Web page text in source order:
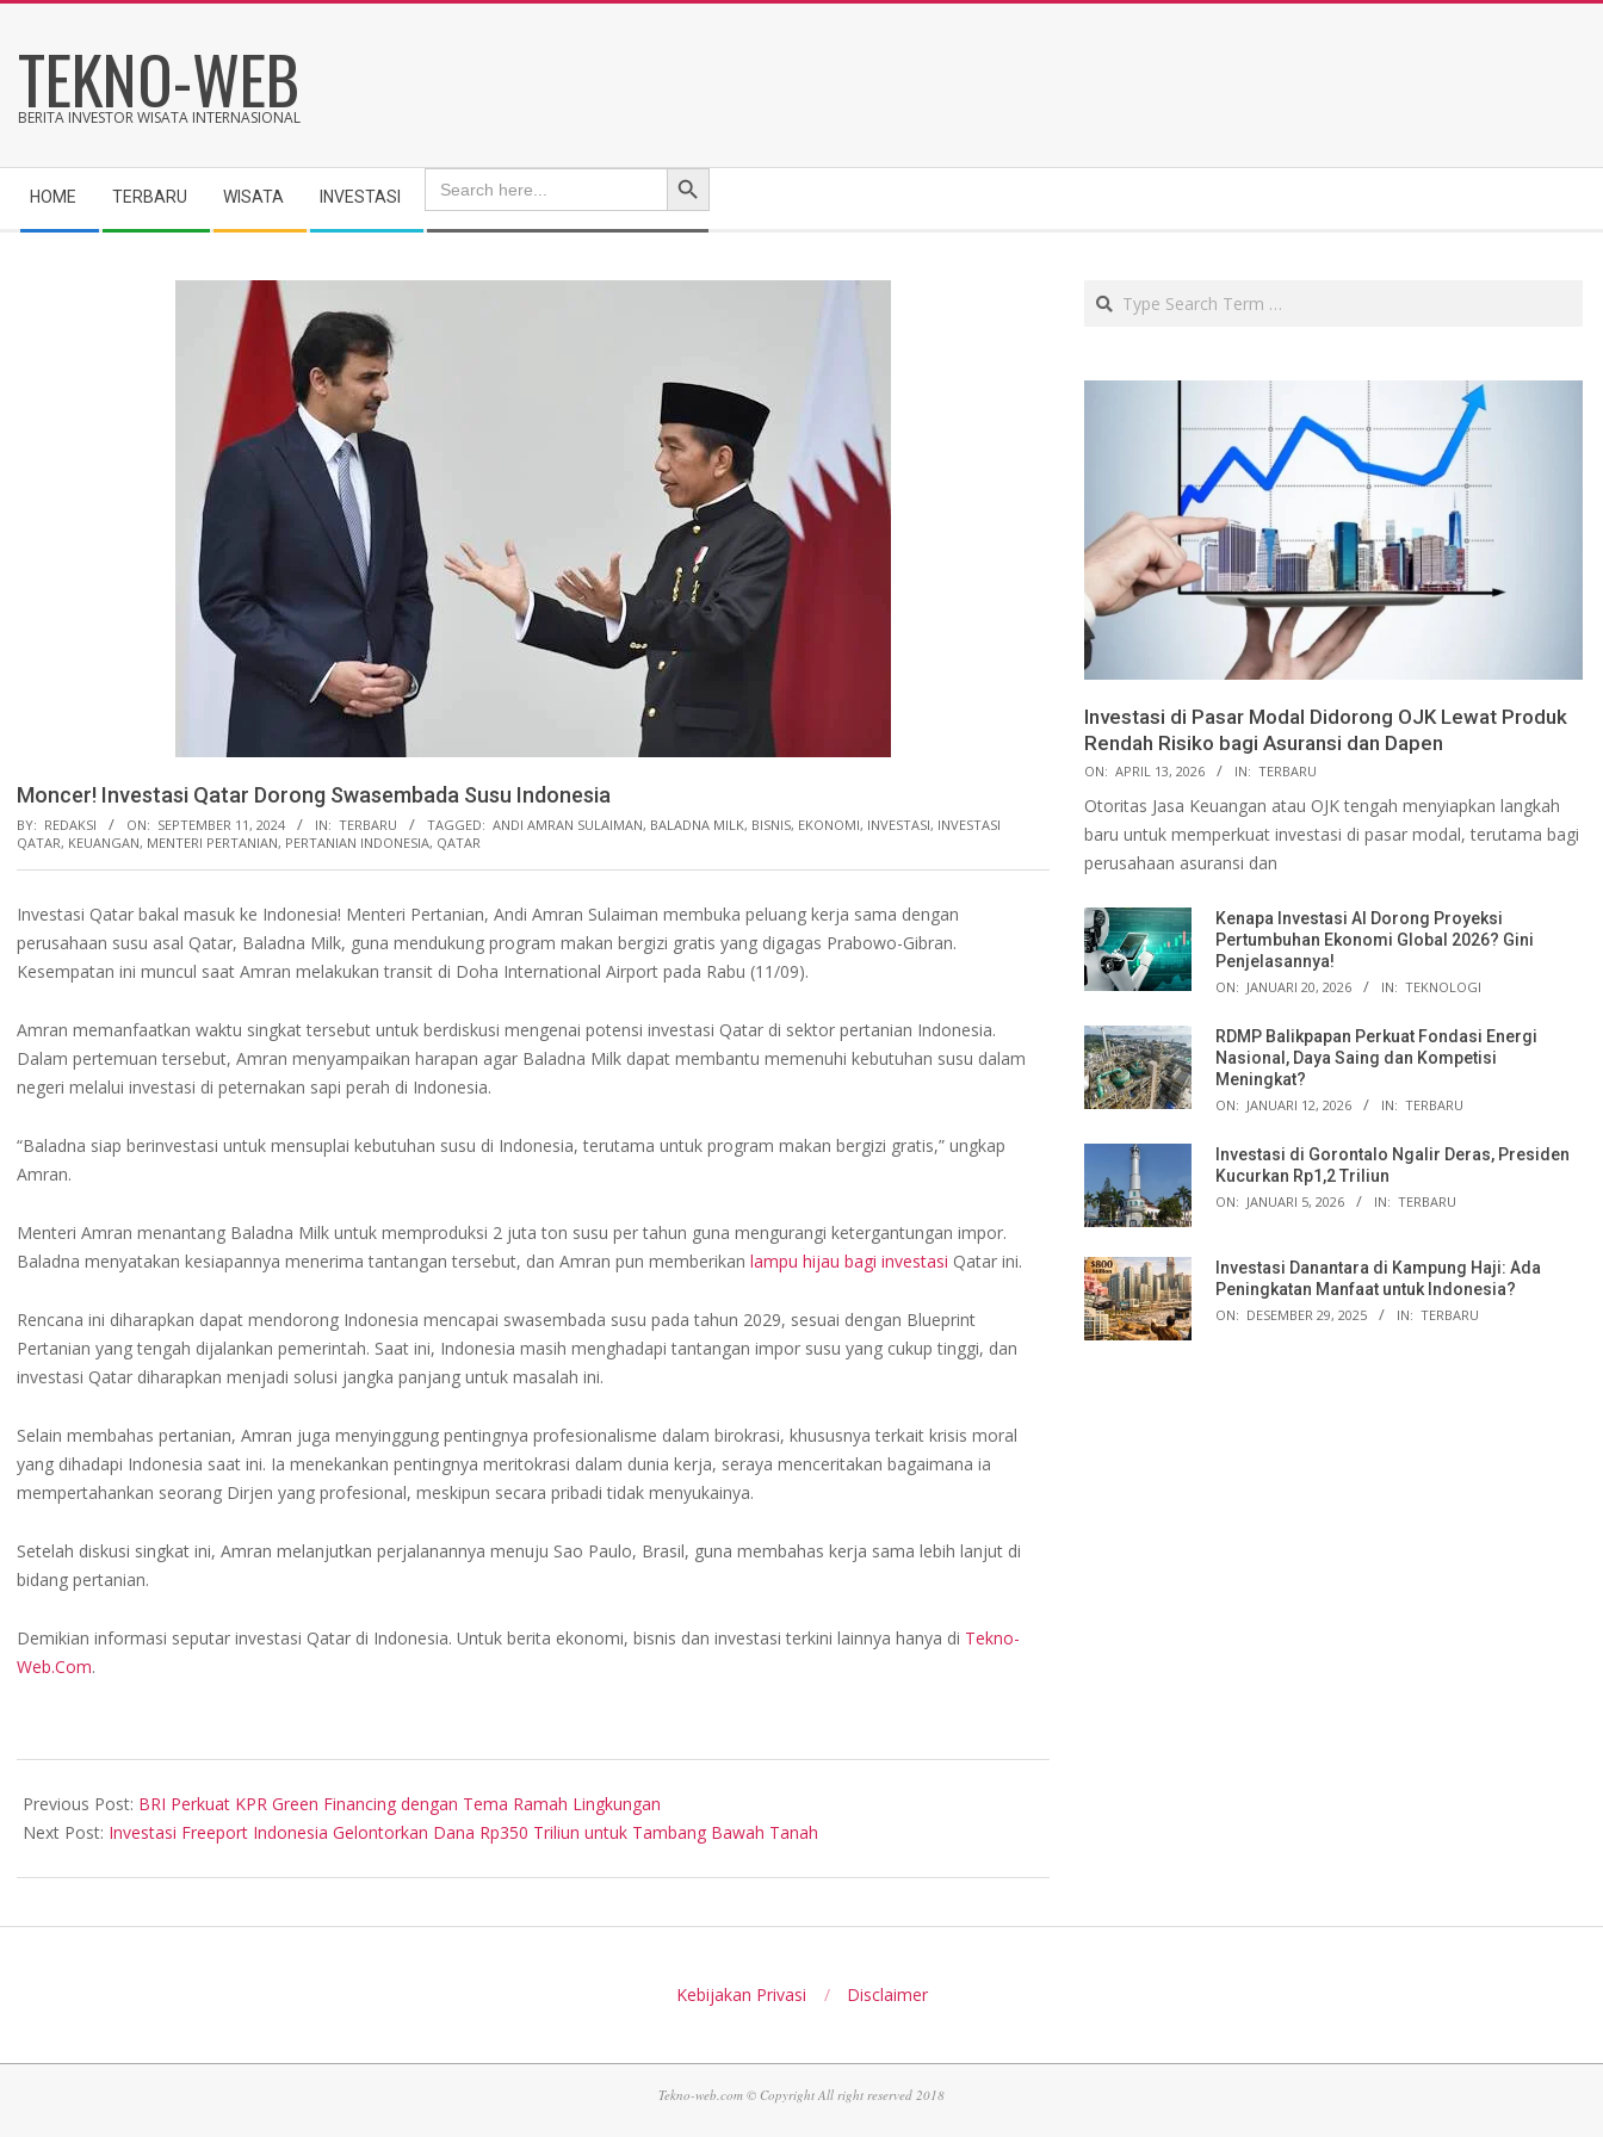
content
TEKNO-WEB
BERITA INVESTOR WISATA INTERNASIONAL
Navigation
Menu
HOME TERBARU WISATA INVESTASI
Search
for:
Search Button
Moncer! Investasi Qatar Dorong Swasembada Susu Indonesia
BY: REDAKSI ON: SEPTEMBER 11, 2024 IN: TERBARU TAGGED: ANDI AMRAN SULAIMAN, BALADNA MILK, BISNIS, EKONOMI, INVESTASI, INVESTASI
QATAR, KEUANGAN, MENTERI PERTANIAN, PERTANIAN INDONESIA, QATAR
Investasi Qatar bakal masuk ke Indonesia! Menteri Pertanian, Andi Amran Sulaiman membuka peluang kerja sama dengan
perusahaan susu asal Qatar, Baladna Milk, guna mendukung program makan bergizi gratis yang digagas Prabowo-Gibran.
Kesempatan ini muncul saat Amran melakukan transit di Doha International Airport pada Rabu (11/09).
Amran memanfaatkan waktu singkat tersebut untuk berdiskusi mengenai potensi investasi Qatar di sektor pertanian Indonesia.
Dalam pertemuan tersebut, Amran menyampaikan harapan agar Baladna Milk dapat membantu memenuhi kebutuhan susu dalam
negeri melalui investasi di peternakan sapi perah di Indonesia.
“Baladna siap berinvestasi untuk mensuplai kebutuhan susu di Indonesia, terutama untuk program makan bergizi gratis,” ungkap
Amran.
Menteri Amran menantang Baladna Milk untuk memproduksi 2 juta ton susu per tahun guna mengurangi ketergantungan impor.
Baladna menyatakan kesiapannya menerima tantangan tersebut, dan Amran pun memberikan lampu hijau bagi investasi Qatar ini.
Rencana ini diharapkan dapat mendorong Indonesia mencapai swasembada susu pada tahun 2029, sesuai dengan Blueprint
Pertanian yang tengah dijalankan pemerintah. Saat ini, Indonesia masih menghadapi tantangan impor susu yang cukup tinggi, dan
investasi Qatar diharapkan menjadi solusi jangka panjang untuk masalah ini.
Selain membahas pertanian, Amran juga menyinggung pentingnya profesionalisme dalam birokrasi, khususnya terkait krisis moral
yang dihadapi Indonesia saat ini. Ia menekankan pentingnya meritokrasi dalam dunia kerja, seraya menceritakan bagaimana ia
mempertahankan seorang Dirjen yang profesional, meskipun secara pribadi tidak menyukainya.
Setelah diskusi singkat ini, Amran melanjutkan perjalanannya menuju Sao Paulo, Brasil, guna membahas kerja sama lebih lanjut di
bidang pertanian.
Demikian informasi seputar investasi Qatar di Indonesia. Untuk berita ekonomi, bisnis dan investasi terkini lainnya hanya di Tekno-
Web.Com.
09-
11
Previous Post: BRI Perkuat KPR Green Financing dengan Tema Ramah Lingkungan
Next Post: Investasi Freeport Indonesia Gelontorkan Dana Rp350 Triliun untuk Tambang Bawah Tanah
Search
Investasi di Pasar Modal Didorong OJK Lewat Produk
Rendah Risiko bagi Asuransi dan Dapen
ON: APRIL 13, 2026 IN: TERBARU
Otoritas Jasa Keuangan atau OJK tengah menyiapkan langkah
baru untuk memperkuat investasi di pasar modal, terutama bagi
perusahaan asuransi dan
Kenapa Investasi AI Dorong Proyeksi
Pertumbuhan Ekonomi Global 2026? Gini
Penjelasannya!
ON: JANUARI 20, 2026 IN: TEKNOLOGI
RDMP Balikpapan Perkuat Fondasi Energi
Nasional, Daya Saing dan Kompetisi
Meningkat?
ON: JANUARI 12, 2026 IN: TERBARU
Investasi di Gorontalo Ngalir Deras, Presiden
Kucurkan Rp1,2 Triliun
ON: JANUARI 5, 2026 IN: TERBARU
Investasi Danantara di Kampung Haji: Ada
Peningkatan Manfaat untuk Indonesia?
ON: DESEMBER 29, 2025 IN: TERBARU
Kebijakan Privasi Disclaimer
Tekno-web.com © Copyright All right reserved 2018